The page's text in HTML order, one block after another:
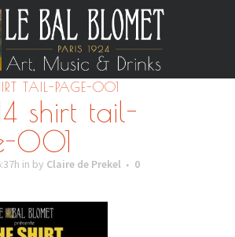
TAIL-PAGE-001
shirt tail-
001
in by Claire de Prekel
0